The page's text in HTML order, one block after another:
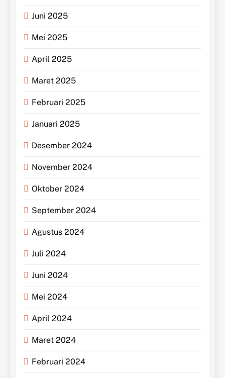
Juni 2025
Mei 2025
April 2025
Maret 2025
Februari 2025
Januari 2025
Desember 2024
November 2024
Oktober 2024
September 2024
Agustus 2024
Juli 2024
Juni 2024
Mei 2024
April 2024
Maret 2024
Februari 2024